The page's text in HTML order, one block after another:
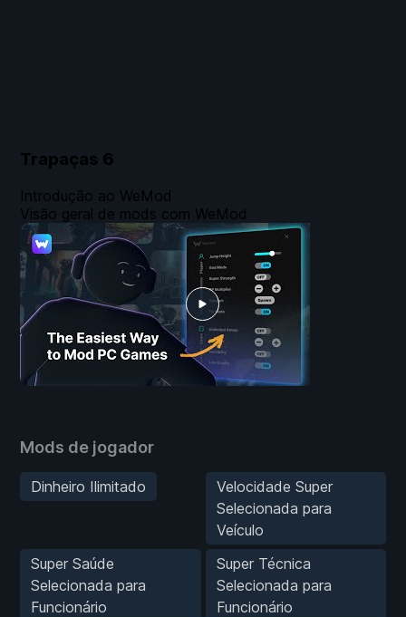
Trapaças 6
Mods de jogador
Dinheiro Ilimitado
Velocidade Super
Selecionada para
Veículo
Super Saúde
Selecionada para
Funcionário
Super Técnica
Selecionada para
Funcionário
Introdução ao WeMod
Visão geral de mods com WeMod